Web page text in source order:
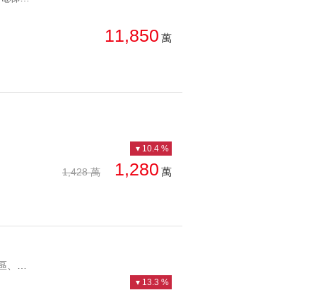
11,850 萬
1,428 萬 1,280 萬
10.4 %
13.3 %